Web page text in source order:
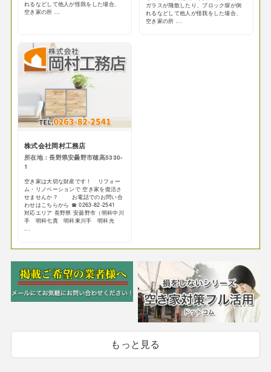
れるなどして他人が怪我をした場合、
空き家の所 ...
ガラスが飛散したり、ブロック塀が倒
れるなどして他人が怪我をした場合、
空き家の所 ...
株式会社岡村工務店
所在地：長野県安曇野市穂高5330-
1
空き家は大切な財産です！ リフォー
ム・リノベーションで 空き家を復活さ
せませんか？ お電話でのお問い合
わせはこちらから ☎ 0263-82-2541
対応エリア 長野県 安曇野市（明科中川
手 明科七貴 明科東川手 明科光
...
もっと見る